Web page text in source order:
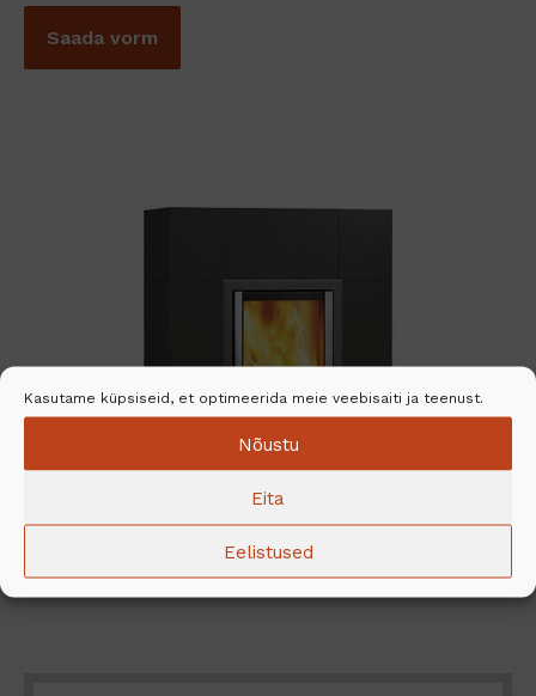
Kasutame küpsiseid, et optimeerida meie veebisaiti ja teenust.
Nõustu
Eita
Eelistused